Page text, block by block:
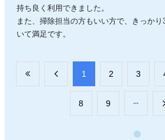
持ち良く利用できました。
また、掃除担当の方もいい方で、きっか
いて満足です。
​1 ​2 ​3
​8 ​9